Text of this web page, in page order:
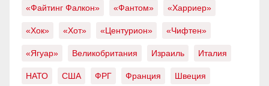
«Файтинг Фалкон» «Фантом» «Харриер»
«Хок» «Хот» «Центурион» «Чифтен»
«Ягуар» Великобритания Израиль Италия
НАТО США ФРГ Франция Швеция